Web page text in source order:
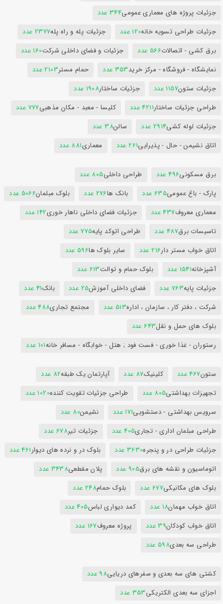
جزئیات پروژه های معماری عمومی344 عدد
جزئیات طراحی تسویه خانه120 عدد جزئیات پله و راه پله2377 عدد
برق کشی - اتصالات566 عدد جزئیات و فضای داخلی شرکت160 عدد
نمایشگاه - فروشگاه - مرکز خرید353 عدد حمام مستر2103 عدد
جزئیات ستون1157 عدد جزئیات ساختار1908 عدد
طراحی جزئیات ساختار4211 عدد کلیسا - معبد - مکان مذهبی777 عدد
جزئیات لوله کشی2914 عدد سالن38 عدد
اتاق نشیمن - حال - پذیرایی261 عدد معماری881 عدد
برق مسکونی496 عدد طراحی داخلی805 عدد
پارک - باغ عمومی635 عدد بانک ها276 عدد بلوک مبلمان5066 عدد
معماری معروف437 عدد جزئیات فضای داخلی ناهار خوری142 عدد
تاسیسات برق487 عدد طراحی اتوکد پایه775 عدد
اتاق خواب مستر دار216 عدد سایر بلوک ها596 عدد
آشپزخانه1541 عدد بلوک حمام و توالت613 عدد
جزئیات پایه763 عدد فضای داخلی آموزش25 عدد بانک41 عدد
شرکت ، دفتر کار ، سازمان ، اداره513 عدد مجتمع تجاری488 عدد
بلوک های حمل و نقل643 عدد
رستوران - غذا خوری - فست فود ; هتل - خوابگاه - مسافر خانه101 عدد
ستون467 عدد کلینیک87 عدد آپارتمان یک طبقه82 عدد
تجهیزات بهداشتی805 عدد طراحی جزئیات تقویت کننده1020 عدد
سرویس بهداشتی - دستشویی171 عدد نشیمن80 عدد
طراحی مبلمان اداری - تجاری405 عدد جزئیات تیر678 عدد
جزئیات طراحی در و پنجره3630 عدد بلوک در و نرده های دیوار461 عدد
اتوماسیون و نقشه های برق905 عدد پلان مقطعی3438 عدد
بلوک های مکانیکی677 عدد بلوک حمام248 عدد
اتاق خواب مهمان18 عدد کمد دیواری لباس405 عدد
اتاق خواب کودکان39 عدد پروژه معروف167 عدد
طراحی سه بعدی598 عدد
کشتی های سه بعدی و سفرهای دریایی98 عدد
اجزای سه بعدی الکتریکی353 عدد